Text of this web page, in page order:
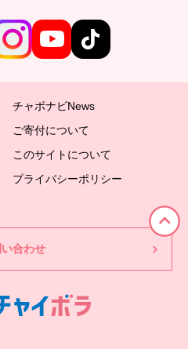
チャボナビNews
ご寄付について
このサイトについて
プライバシーポリシー
合わせ